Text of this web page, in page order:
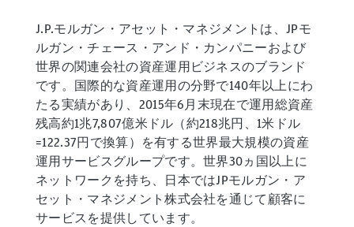
J.P.モルガン・アセット・マネジメントは、JPモ
ルガン・チェース・アンド・カンパニーおよび
世界の関連会社の資産運用ビジネスのブランド
です。国際的な資産運用の分野で140年以上にわ
たる実績があり、2015年6月末現在で運用総資産
残高約1兆7,807億米ドル（約218兆円、1米ドル
=122.37円で換算）を有する世界最大規模の資産
運用サービスグループです。世界30ヵ国以上に
ネットワークを持ち、日本ではJPモルガン・ア
セット・マネジメント株式会社を通じて顧客に
サービスを提供しています。